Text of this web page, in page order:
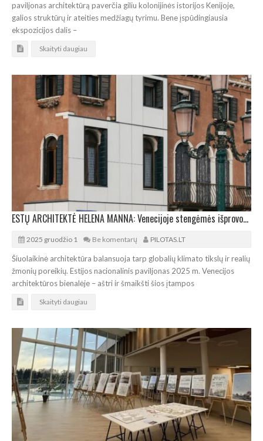
paviljonas architektūrą paverčia giliu kolonijinės istorijos Kenijoje,
galios struktūrų ir ateities medžiagų tyrimu. Bene įspūdingiausia
ekspozicijos dalis –
Skaityti daugiau
ESTŲ ARCHITEKTĖ HELENA MANNA: Venecijoje stengėmės išprovokuoti pokalbį
2025 gruodžio 1 Be komentarų PILOTAS.LT
Šiuolaikinė architektūra balansuoja tarp globalių klimato tikslų ir realių
žmonių poreikių. Estijos nacionalinis paviljonas 2025 m. Venecijos
architektūros bienalėje – aštri ir šmaikšti šios įtampos
Skaityti daugiau